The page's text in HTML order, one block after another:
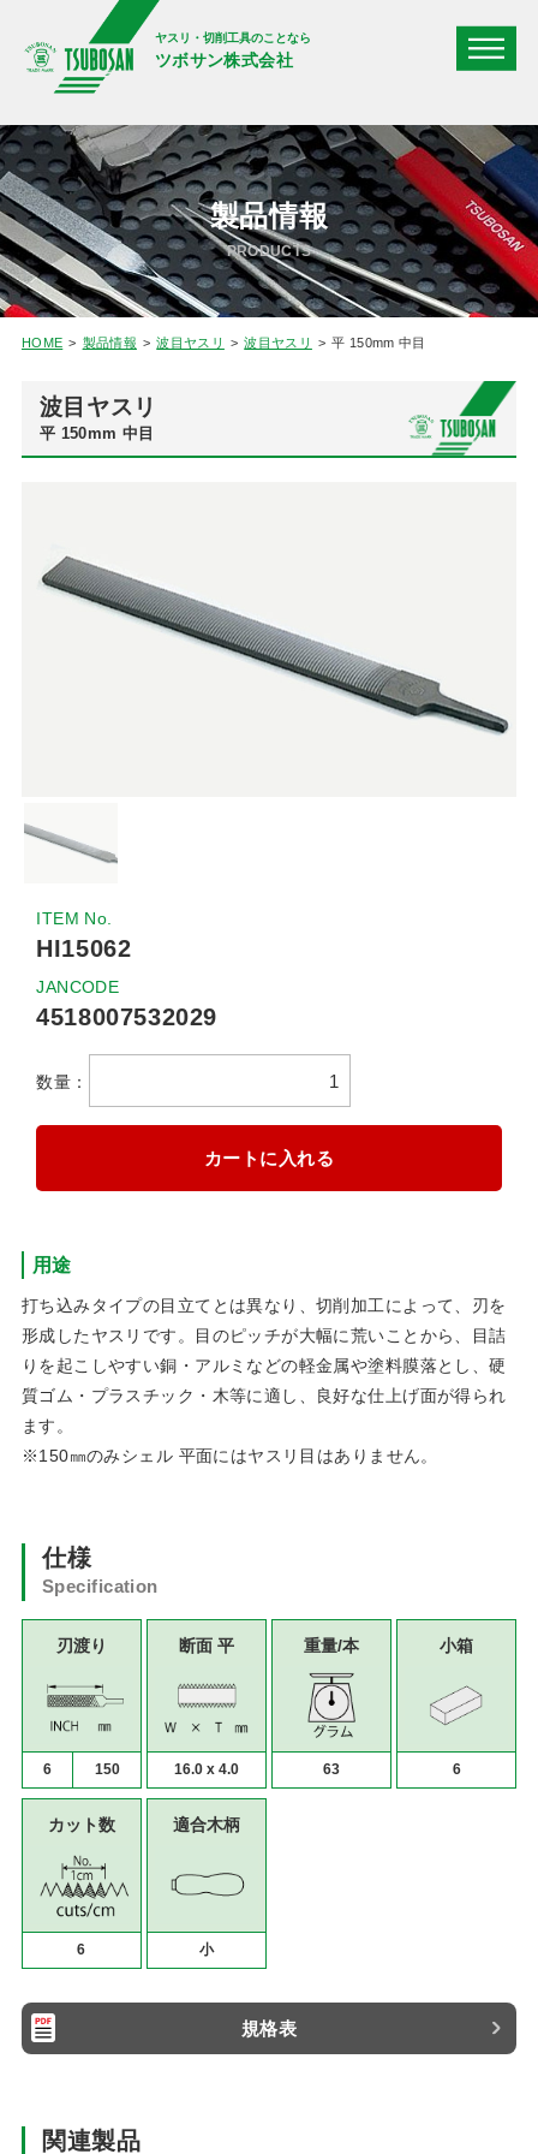
ヤスリ・切削工具のことなら
ツボサン株式会社
製品情報
PRODUCTS
HOME 製品情報 波目ヤスリ 波目ヤスリ 平 150mm 中目
波目ヤスリ
平 150mm 中目
ITEM No.
HI15062
JANCODE
4518007532029
数量：
用途
打ち込みタイプの目立てとは異なり、切削加工によって、刃を
形成したヤスリです。目のピッチが大幅に荒いことから、目詰
りを起こしやすい銅・アルミなどの軽金属や塗料膜落とし、硬
質ゴム・プラスチック・木等に適し、良好な仕上げ面が得られ
ます。
※150㎜のみシェル 平面にはヤスリ目はありません。
仕様
Specification
刃渡り
6 150
断面 平
16.0 x 4.0
重量/本
63
小箱
6
カット数
6
適合木柄
小
規格表
関連製品